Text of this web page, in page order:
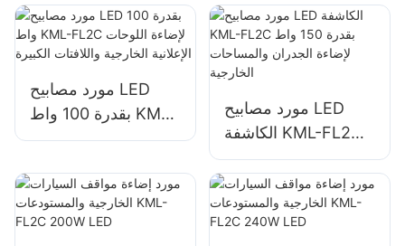
الإغاثة في حالات
الطوارئ والكوارث
واللافتات الكبيرة
مورد مصابيح LED
بقدرة 100 واط KML-
FL2C لإضاءة اللوحات
واللافتات الكبيرة
مورد مصابيح LED
الكاشفة KML-FL2C
بقدرة 150 واط لإضاءة
الجدران والمساحات
الخارجية